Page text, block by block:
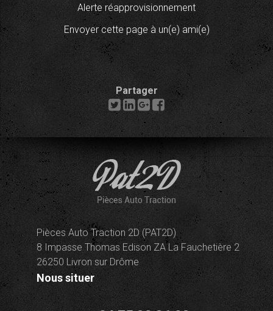
Alerte réapprovisionnement
Envoyer cette page à un(e) ami(e)
Partager
Pièces Auto Traction 2D (PAT2D)
8 Impasse Thomas Edison ZA La Fauchetière 2
26250 Livron sur Drôme
Nous situer